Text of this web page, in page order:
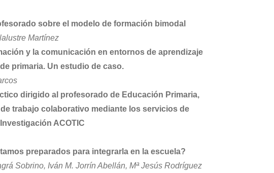
sobre el modelo de formación bimodal
Martínez
y la comunicación en entornos de aprendizaje
primaria. Un estudio de caso.
dirigido al profesorado de Educación Primaria,
trabajo colaborativo mediante los servicios de
ACOTIC
preparados para integrarla en la escuela?
Sobrino, Iván M. Jorrín Abellán, Mª Jesús Rodríguez